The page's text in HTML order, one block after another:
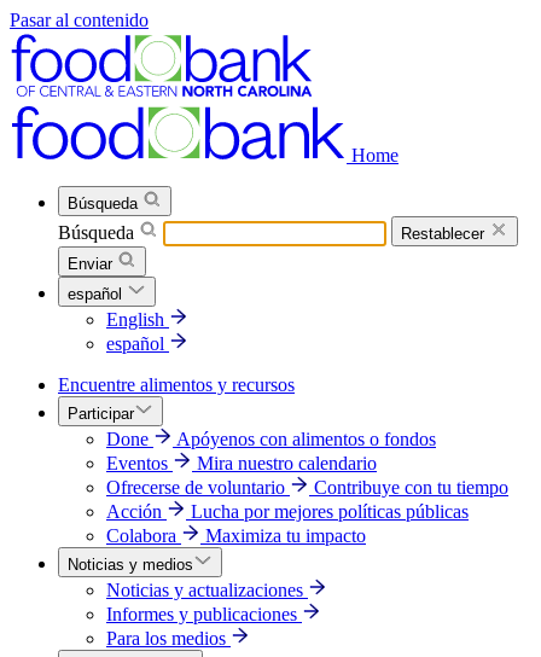
Pasar al contenido
Home
Búsqueda
Búsqueda
Restablecer
Enviar
español
English
español
Encuentre alimentos y recursos
Participar
Done
Apóyenos con alimentos o fondos
Eventos
Mira nuestro calendario
Ofrecerse de voluntario
Contribuye con tu tiempo
Acción
Lucha por mejores políticas públicas
Colabora
Maximiza tu impacto
Noticias y medios
Noticias y actualizaciones
Informes y publicaciones
Para los medios